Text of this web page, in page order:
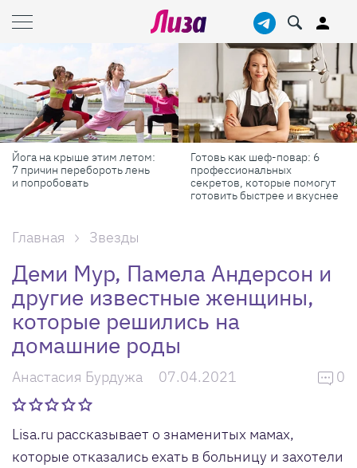
Готовь как шеф-повар: 6
профессиональных
секретов, которые помогут
Масштабные приключения:
самые красивые фестивали
России в августе
Главная Звезды
Деми Мур, Памела Андерсон и
другие известные женщины,
которые решились на
домашние роды
Анастасия Бурдужа 07.04.2021 0
Lisa.ru рассказывает о знаменитых мамах,
которые отказались ехать в больницу и захотели